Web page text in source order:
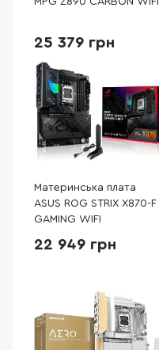
25 379 грн
Материнська плата
ASUS ROG STRIX X870-F
GAMING WIFI
22 949 грн